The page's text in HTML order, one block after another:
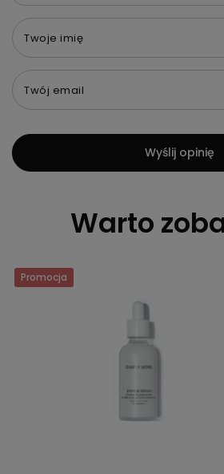
Twoje imię
Twój email
Wyślij opinię
Warto
Promocja